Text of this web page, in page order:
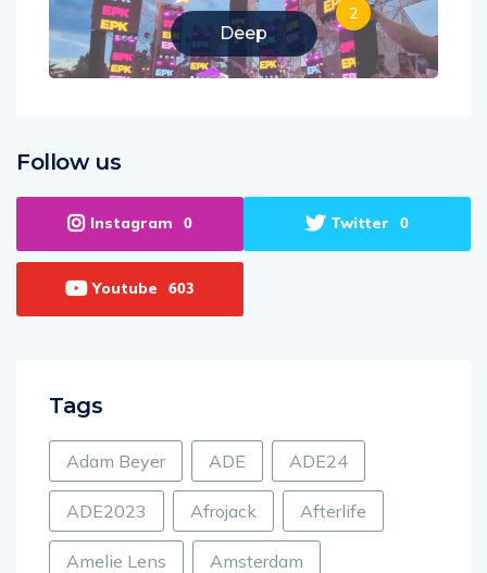
Deep
2
Follow us
Instagram 0 Twitter 0
Youtube 603
Tags
Adam Beyer ADE ADE24
ADE2023 Afrojack Afterlife
Amelie Lens Amsterdam